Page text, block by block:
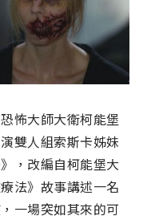
怖大師大衛柯能堡
雙人組索斯卡姊妹
，改編自柯能堡大
法》故事講述一名
一場突如其來的可